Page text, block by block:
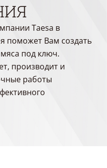
Taesa в
поможет Вам создать
под ключ.
производит и
работы